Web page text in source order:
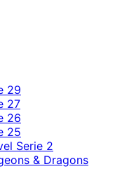
29
27
26
25
Serie 2
& Dragons